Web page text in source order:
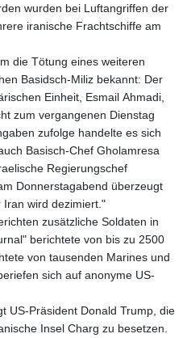
wurden bei Luftangriffen der
iranische Frachtschiffe am
die Tötung eines weiteren
Basidsch-Miliz bekannt: Der
Einheit, Esmail Ahmadi,
zum vergangenen Dienstag
zufolge handelte es sich
Basisch-Chef Gholamresa
Regierungschef
Donnerstagabend überzeugt
wird dezimiert."
zusätzliche Soldaten in
berichtete von bis zu 2500
von tausenden Marines und
sich auf anonyme US-
US-Präsident Donald Trump, die
Insel Charg zu besetzen.